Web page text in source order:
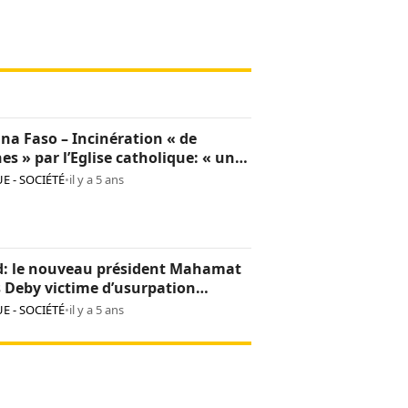
Faso – Incinération « de
» par l’Eglise catholique: « une
culturelle et une provocation
- SOCIÉTÉ•il y a 5 ans
le nouveau président Mahamat
Deby victime d’usurpation
- SOCIÉTÉ•il y a 5 ans